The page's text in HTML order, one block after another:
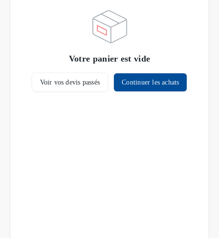
Votre panier est vide
Voir vos devis passés Continuer les achats